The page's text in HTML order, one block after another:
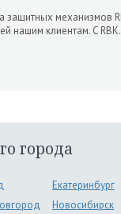
защитных механизмов
нашим клиентам. C
города
Екатеринбург
Новосибирск